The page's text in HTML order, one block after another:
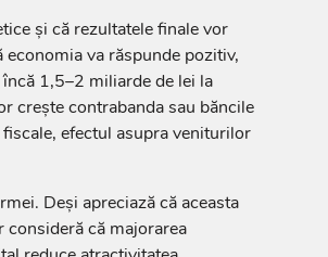
și că rezultatele finale vor
va răspunde pozitiv,
1,5–2 miliarde de lei la
crește contrabanda sau băncile
efectul asupra veniturilor
Deși apreciază că aceasta
că majorarea